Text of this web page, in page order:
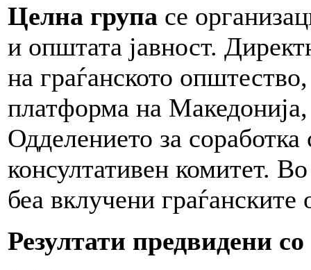
Целна група се
и општата јавност.
на граѓанското
платформа на
Одделението за
консултативен комитет.
беа вклучени граѓанските
Резултати предвидени